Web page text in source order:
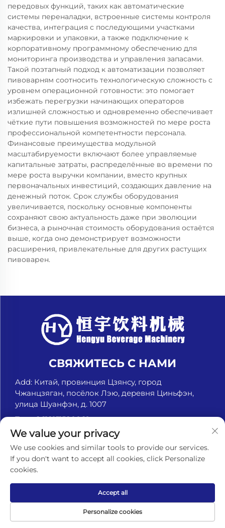
передовых функций, таких как автоматические
системы переналадки, встроенные системы контроля
качества, интеграция с последующими участками
маркировки и упаковки, а также подключение к
корпоративному программному обеспечению для
мониторинга производства и управления запасами.
Такой поэтапный подход к автоматизации позволяет
пивоварням соотносить технологическую сложность с
уровнем операционной готовности: это помогает
избежать перегрузки начинающих операторов
излишней сложностью и одновременно обеспечивает
чёткие пути повышения возможностей по мере роста
профессиональной компетентности персонала.
Финансовые преимущества модульной
масштабируемости включают более управляемые
капитальные затраты, распределённые во времени по
мере роста выручки компании, вместо крупных
первоначальных инвестиций, создающих давление на
денежный поток. Срок службы оборудования
увеличивается, поскольку основные компоненты
сохраняют свою актуальность даже при эволюции
бизнеса, а рыночная стоимость оборудования остаётся
выше, когда оно демонстрирует возможности
расширения, привлекательные для других растущих
пивоварен.
СВЯЖИТЕСЬ С НАМИ
Add: Китай, провинция Цзянсу, город
Чжанцзяган, посёлок Лэю, деревня Циньфэн,
улица Шуанфэн, д. 1007
Тел.:+8618151580069
Электронная почта:[email protected]
© Чжанцзяган Хэньюй Машины для напитков, ООО.
конфиденциальности
We value your privacy
We use cookies and similar tools to provide our services.
If you don't want to accept all cookies, click Personalize
cookies.
Personalize cookies
Accept all